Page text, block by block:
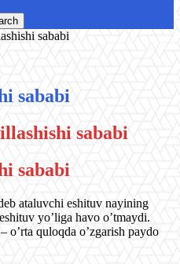
sababi
sababi
sababi
ataluvchi eshituv nayining
yoʼliga havo oʼtmaydi.
quloqda oʼzgarish paydo